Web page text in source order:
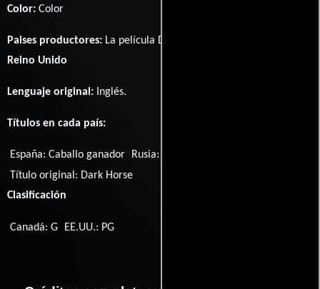
Color: Color
Paises productores: La película Dark Horse fué producida en
Reino Unido
Lenguaje original: Inglés.
Títulos en cada país:
España:Caballo ganador Rusia:
Título original: Dark Horse
Clasificación
Canadá: G EE.UU.: PG